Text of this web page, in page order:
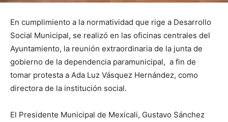
En cumplimiento a la normatividad que rige a Desarrollo
Social Municipal, se realizó en las oficinas centrales del
Ayuntamiento, la reunión extraordinaria de la junta de
gobierno de la dependencia paramunicipal, a fin de
tomar protesta a Ada Luz Vásquez Hernández, como
directora de la institución social.
El Presidente Municipal de Mexicali, Gustavo Sánchez